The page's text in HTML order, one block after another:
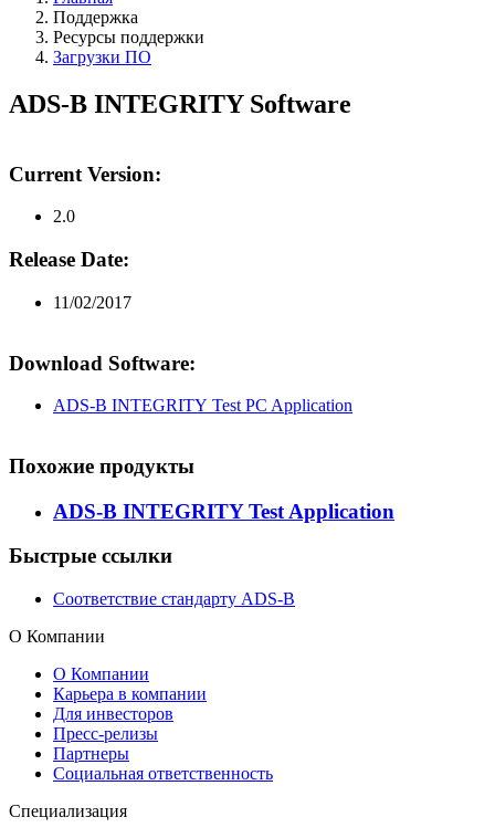
Поддержка
Ресурсы поддержки
Загрузки ПО
ADS-B INTEGRITY Software
Current Version:
2.0
Release Date:
11/02/2017
Download Software:
ADS-B INTEGRITY Test PC Application
Похожие продукты
ADS-B INTEGRITY Test Application
Быстрые ссылки
Соответствие стандарту ADS-B
О Компании
О Компании
Карьера в компании
Для инвесторов
Пресс-релизы
Партнеры
Социальная ответственность
Специализация